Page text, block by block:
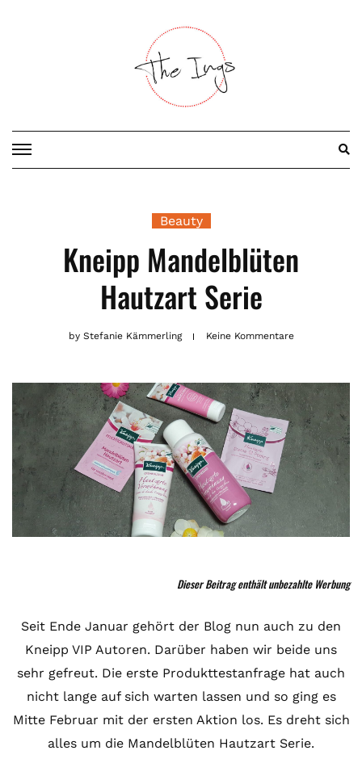
Beauty
Kneipp Mandelblüten
Hautzart Serie
byStefanie Kämmerling Keine Kommentare
Dieser Beitrag enthält unbezahlte Werbung
Seit Ende Januar gehört der Blog nun auch zu den
Kneipp VIP Autoren. Darüber haben wir beide uns
sehr gefreut. Die erste Produkttestanfrage hat auch
nicht lange auf sich warten lassen und so ging es
Mitte Februar mit der ersten Aktion los. Es dreht sich
alles um die Mandelblüten Hautzart Serie.